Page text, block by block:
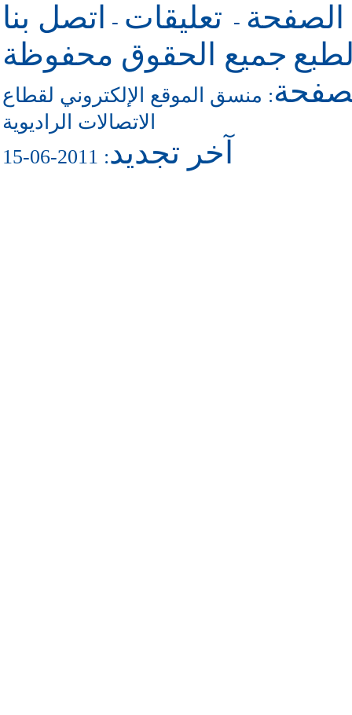
الصفحة - تعليقات -
اتصل بنا
جميع الحقوق محفوظة
: منسق الموقع الإلكتروني لقطاع
الاتصالات الراديوية
آخر تجديد: 2011-06-15